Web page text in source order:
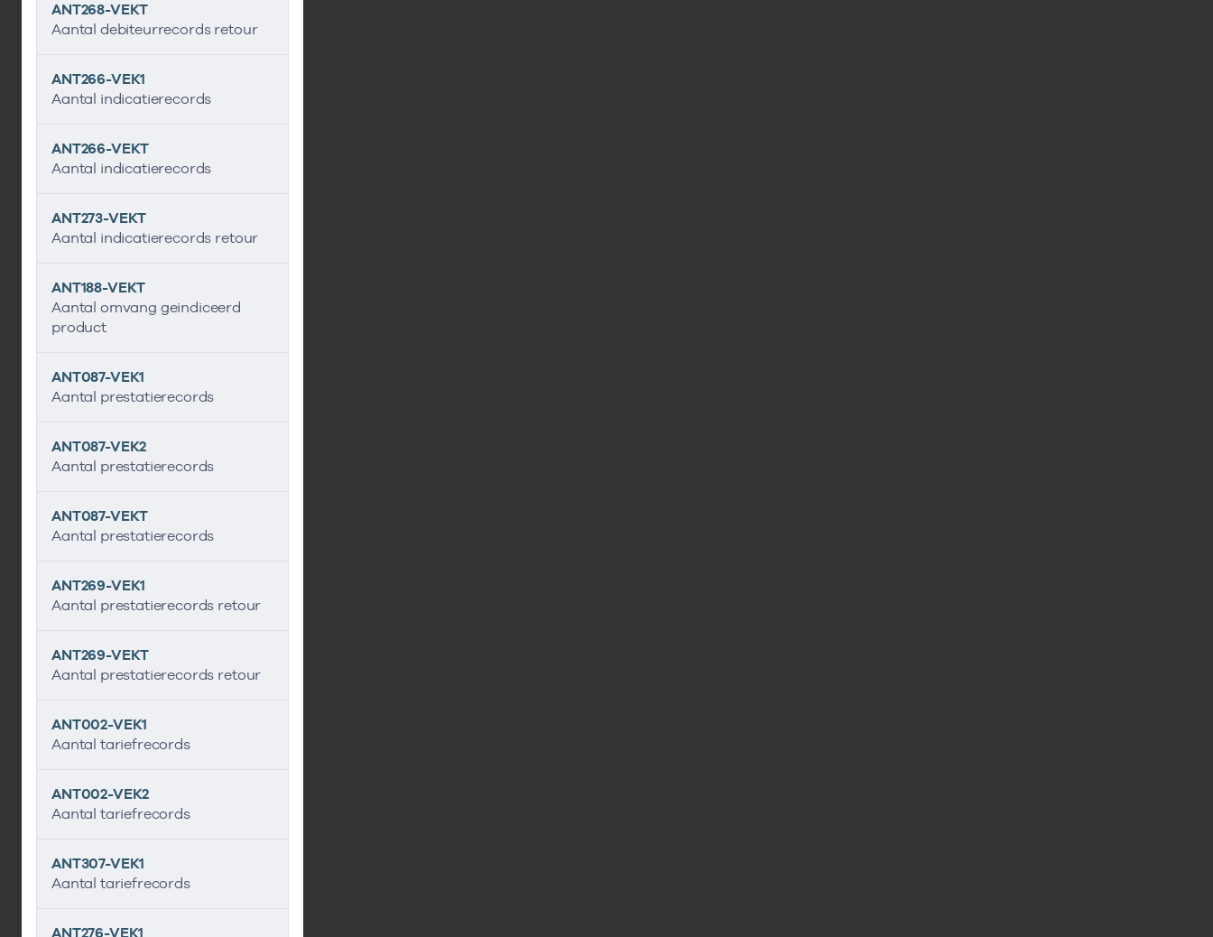
ANT268-VEKT
Aantal debiteurrecords retour
ANT266-VEK1
Aantal indicatierecords
ANT266-VEKT
Aantal indicatierecords
ANT273-VEKT
Aantal indicatierecords retour
ANT188-VEKT
Aantal omvang geindiceerd
product
ANT087-VEK1
Aantal prestatierecords
ANT087-VEK2
Aantal prestatierecords
ANT087-VEKT
Aantal prestatierecords
ANT269-VEK1
Aantal prestatierecords retour
ANT269-VEKT
Aantal prestatierecords retour
ANT002-VEK1
Aantal tariefrecords
ANT002-VEK2
Aantal tariefrecords
ANT307-VEK1
Aantal tariefrecords
ANT276-VEK1